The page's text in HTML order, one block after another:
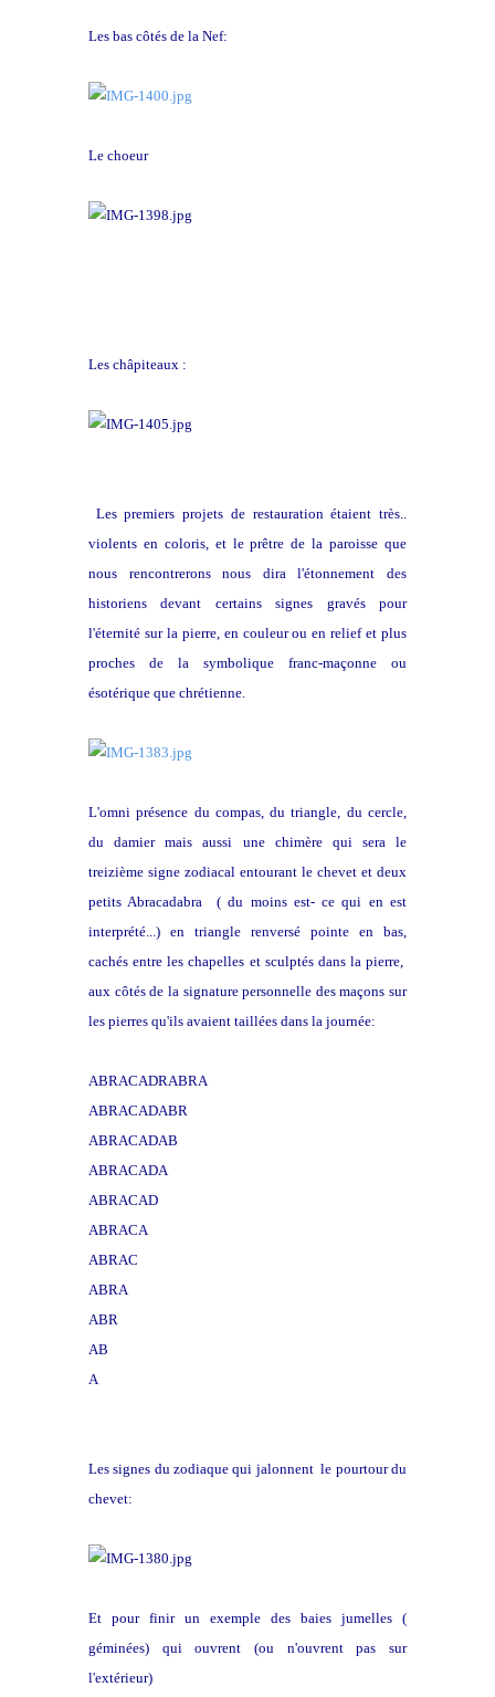
Les bas côtés de la Nef:
Le choeur
Les châpiteaux :
Les premiers projets de restauration étaient très..
violents en coloris, et le prêtre de la paroisse que
nous rencontrerons nous dira l'étonnement des
historiens devant certains signes gravés pour
l'éternité sur la pierre, en couleur ou en relief et plus
proches de la symbolique franc-maçonne ou
ésotérique que chrétienne.
L'omni présence du compas, du triangle, du cercle,
du damier mais aussi une chimère qui sera le
treizième signe zodiacal entourant le chevet et deux
petits Abracadabra ( du moins est- ce qui en est
interprété...) en triangle renversé pointe en bas,
cachés entre les chapelles et sculptés dans la pierre,
aux côtés de la signature personnelle des maçons sur
les pierres qu'ils avaient taillées dans la journée:
ABRACADRABRA
ABRACADABR
ABRACADAB
ABRACADA
ABRACAD
ABRACA
ABRAC
ABRA
ABR
AB
A
Les signes du zodiaque qui jalonnent le pourtour du
chevet:
Et pour finir un exemple des baies jumelles (
géminées) qui ouvrent (ou n'ouvrent pas sur
l'extérieur)